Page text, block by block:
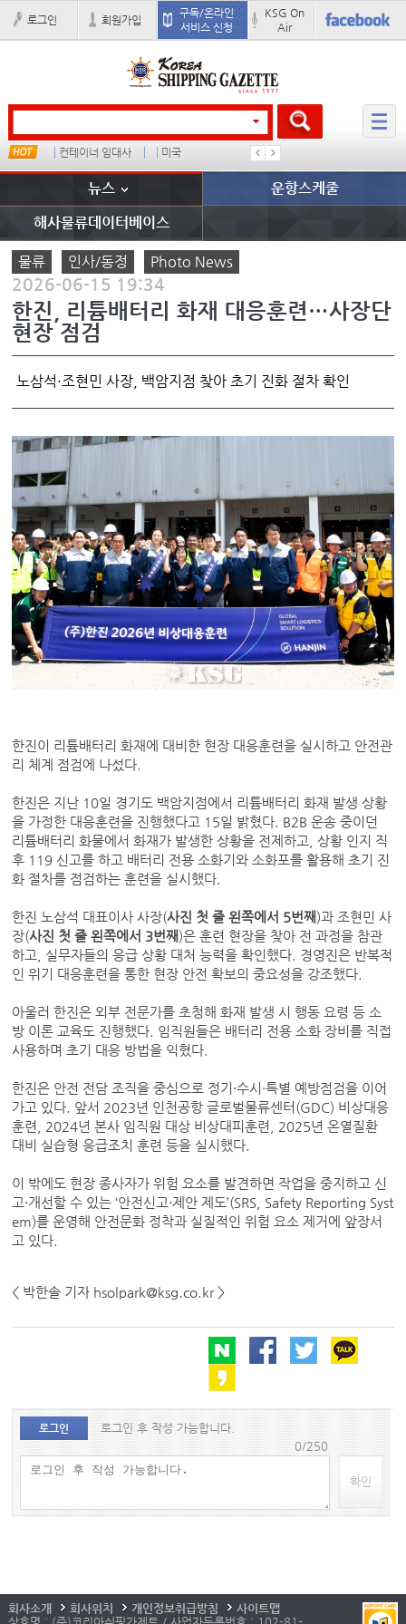
로그인 회원가입
구독/온라인
서비스 신청
KSG On
Air
컨테이너 임대사 미국 ���ͤ
뉴스 운항스케줄
해사물류데이터베이스
물류 인사/동정 Photo News
2026-06-15 19:34
한진, 리튬배터리 화재 대응훈련…사장단
현장 점검
노삼석·조현민 사장, 백암지점 찾아 초기 진화 절차 확인
한진이 리튬배터리 화재에 대비한 현장 대응훈련을 실시하고 안전관
리 체계 점검에 나섰다.
한진은 지난 10일 경기도 백암지점에서 리튬배터리 화재 발생 상황
을 가정한 대응훈련을 진행했다고 15일 밝혔다. B2B 운송 중이던
리튬배터리 화물에서 화재가 발생한 상황을 전제하고, 상황 인지 직
후 119 신고를 하고 배터리 전용 소화기와 소화포를 활용해 초기 진
화 절차를 점검하는 훈련을 실시했다.
한진 노삼석 대표이사 사장(사진 첫 줄 왼쪽에서 5번째)과 조현민 사
장(사진 첫 줄 왼쪽에서 3번째)은 훈련 현장을 찾아 전 과정을 참관
하고, 실무자들의 응급 상황 대처 능력을 확인했다. 경영진은 반복적
인 위기 대응훈련을 통한 현장 안전 확보의 중요성을 강조했다.
아울러 한진은 외부 전문가를 초청해 화재 발생 시 행동 요령 등 소
방 이론 교육도 진행했다. 임직원들은 배터리 전용 소화 장비를 직접
사용하며 초기 대응 방법을 익혔다.
한진은 안전 전담 조직을 중심으로 정기·수시·특별 예방점검을 이어
가고 있다. 앞서 2023년 인천공항 글로벌물류센터(GDC) 비상대응
훈련, 2024년 본사 임직원 대상 비상대피훈련, 2025년 온열질환
대비 실습형 응급조치 훈련 등을 실시했다.
이 밖에도 현장 종사자가 위험 요소를 발견하면 작업을 중지하고 신
고·개선할 수 있는 ‘안전신고·제안 제도’(SRS, Safety Reporting Syst
em)를 운영해 안전문화 정착과 실질적인 위험 요소 제거에 앞장서
고 있다.
< 박한솔 기자 hsolpark@ksg.co.kr >
로그인
로그인 후 작성 가능합니다.
0/250
확인
회사소개 회사위치 개인정보취급방침
사이트맵